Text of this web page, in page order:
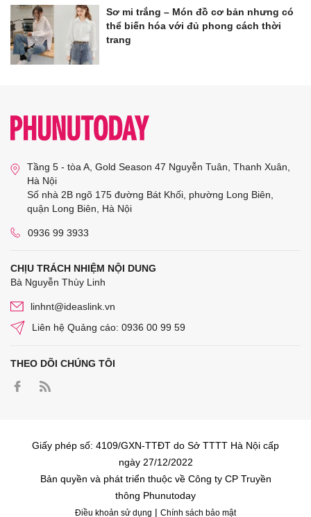
Sơ mi trắng – Món đồ cơ bản nhưng có
thể biến hóa với đủ phong cách thời
trang
Tầng 5 - tòa A, Gold Season 47 Nguyễn Tuân, Thanh Xuân,
Hà Nội
Số nhà 2B ngõ 175 đường Bát Khối, phường Long Biên,
quận Long Biên, Hà Nội
0936 99 3933
CHỊU TRÁCH NHIỆM NỘI DUNG
Bà Nguyễn Thùy Linh
linhnt@ideaslink.vn
Liên hệ Quảng cáo: 0936 00 99 59
THEO DÕI CHÚNG TÔI
Giấy phép số: 4109/GXN-TTĐT do Sở TTTT Hà Nội cấp
ngày 27/12/2022
Bản quyền và phát triển thuộc về Công ty CP Truyền
thông Phunutoday
Điều khoản sử dụng | Chính sách bảo mật